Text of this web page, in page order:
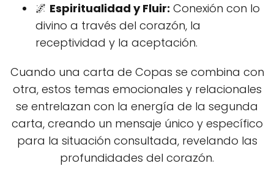
🌌 Espiritualidad y Fluir: Conexión con lo
divino a través del corazón, la
receptividad y la aceptación.
Cuando una carta de Copas se combina con
otra, estos temas emocionales y relacionales
se entrelazan con la energía de la segunda
carta, creando un mensaje único y específico
para la situación consultada, revelando las
profundidades del corazón.